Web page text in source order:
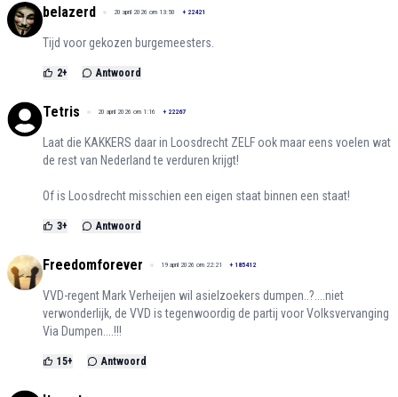
belazerd 20 april 2026 om 13:50 + 22421
Tijd voor gekozen burgemeesters.
2+ Antwoord
Tetris 20 april 2026 om 1:16 + 22267
Laat die KAKKERS daar in Loosdrecht ZELF ook maar eens voelen wat
de rest van Nederland te verduren krijgt!
Of is Loosdrecht misschien een eigen staat binnen een staat!
3+ Antwoord
Freedomforever 19 april 2026 om 22:21 + 185412
VVD-regent Mark Verheijen wil asielzoekers dumpen..?....niet
verwonderlijk, de VVD is tegenwoordig de partij voor Volksvervanging
Via Dumpen....!!!
15+ Antwoord